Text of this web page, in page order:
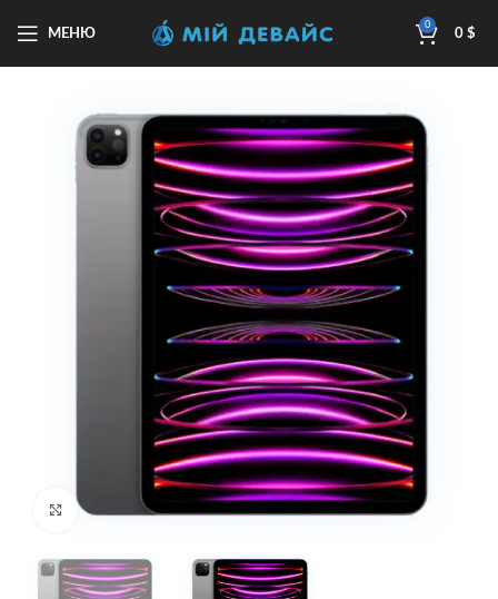
МЕНЮ
0
0 $
Клацніть, щоб збільшити